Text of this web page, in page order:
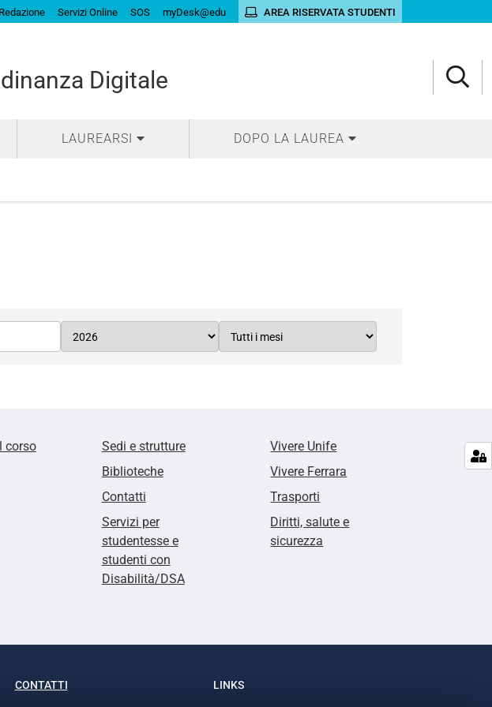
Redazione Servizi Online SOS myDesk@edu AREA RISERVATA STUDENTI
Digitale
LAUREARSI DOPO LA LAUREA
corso
Sedi e strutture
Biblioteche
Contatti
Servizi per
studentesse e
studenti con
Disabilità/DSA
Vivere Unife
Vivere Ferrara
Trasporti
Diritti, salute e
sicurezza
CONTATTI LINKS